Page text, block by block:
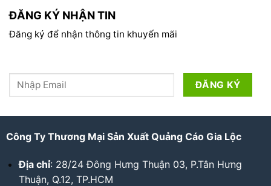
ĐĂNG KÝ NHẬN TIN
Đăng ký để nhận thông tin khuyến mãi
Công Ty Thương Mại Sản Xuất Quảng Cáo Gia Lộc
Địa chỉ: 28/24 Đông Hưng Thuận 03, P.Tân Hưng
Thuận, Q.12, TP.HCM